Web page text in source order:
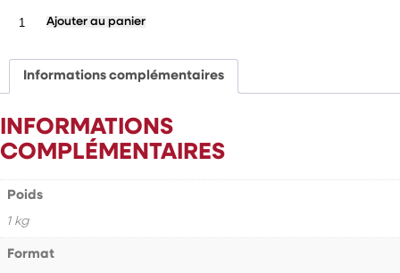
quantitéAjouter au panier
Informations complémentaires
INFORMATIONS
COMPLÉMENTAIRES
Poids
1 kg
Format